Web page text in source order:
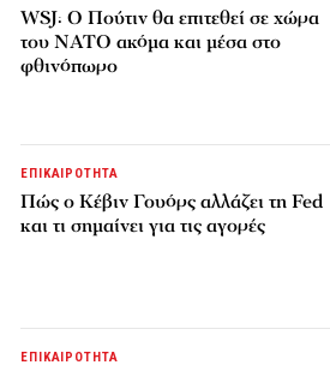
WSJ: Ο Πούτιν θα επιτεθεί σε χώρα
του ΝΑΤΟ ακόμα και μέσα στο
φθινόπωρο
ΕΠΙΚΑΙΡΟΤΗΤΑ
Πώς ο Κέβιν Γουόρς αλλάζει τη Fed
και τι σημαίνει για τις αγορές
ΕΠΙΚΑΙΡΟΤΗΤΑ